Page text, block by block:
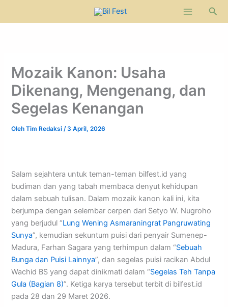
Cari
Mozaik Kanon: Usaha
Dikenang, Mengenang, dan
Segelas Kenangan
OlehTim Redaksi/3 April, 2026
Salam sejahtera untuk teman-teman bilfest.id yang
budiman dan yang tabah membaca denyut kehidupan
dalam sebuah tulisan. Dalam mozaik kanon kali ini, kita
berjumpa dengan selembar cerpen dari Setyo W. Nugroho
yang berjudul “Lung Wening Asmaraningrat Pangruwating
Sunya”, kemudian sekuntum puisi dari penyair Sumenep-
Madura, Farhan Sagara yang terhimpun dalam “Sebuah
Bunga dan Puisi Lainnya”, dan segelas puisi racikan Abdul
Wachid BS yang dapat dinikmati dalam “Segelas Teh Tanpa
Gula (Bagian 8)”. Ketiga karya tersebut terbit di bilfest.id
pada 28 dan 29 Maret 2026.